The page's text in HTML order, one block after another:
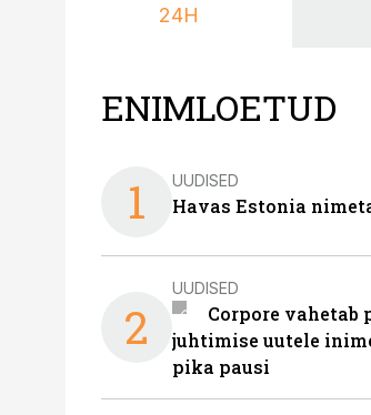
24H
ENIMLOETUD
1 UUDISED
Havas Estonia
2
UUDISED
Corpore vahetab
juhtimise uutele
pika pausi